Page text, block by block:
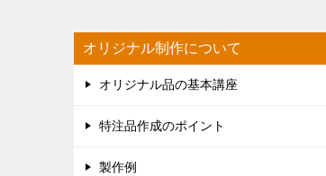
オリジナル制作について
オリジナル品の基本講座
特注品作成のポイント
製作例